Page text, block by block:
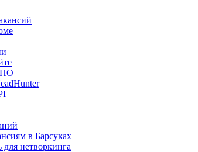
ПО
в Барсуках
для нетворкинга